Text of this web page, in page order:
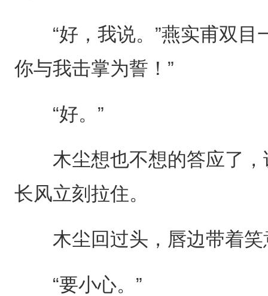
“好，我说。”燕实甫双目
你与我击掌为誓！”
“好。”
木尘想也不想的答应了，
长风立刻拉住。
木尘回过头，唇边带着笑
“要小心。”